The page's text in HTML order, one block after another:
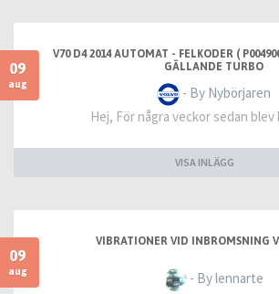
09
aug
V70 D4 2014 AUTOMAT - FELKODER (
GÄLLANDE TURBO
- By Nybörjaren
Hej, För några veckor sedan
VISA INLÄGG
09
aug
VIBRATIONER VID INBROMSNING
- By lennarte